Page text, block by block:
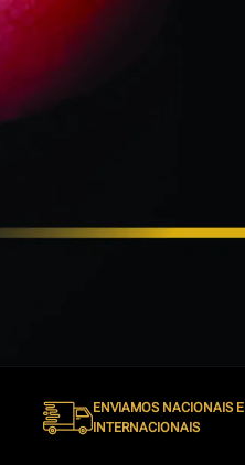
ENVIAMOS NACIONAIS E
INTERNACIONAIS